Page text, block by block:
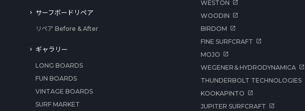
サーフボードリペア
リペア Before & After
ギャラリー
LONG BOARDS
FUN BOARDS
VINTAGE BOARDS
SURF MARKET
WESTON
WOODIN
BIRDOM
FINE SURFCRAFT
MOJO
WEGENER＆HYDRODYNAMICA
THUNDERBOLT TECHNOLOGIES
KOOKAPINTO
JUPITER SURFCRAFT